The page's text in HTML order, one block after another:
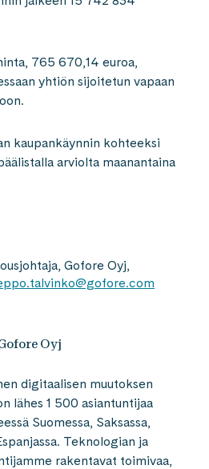
765 670,14 euroa,
yhtiön sijoitetun vapaan
kaupankäynnin kohteeksi
arviolta maanantaina
Gofore Oyj,
Oyj
digitaalisen muutoksen
lähes 1 500 asiantuntijaa
Suomessa, Saksassa,
Teknologian ja
rakentavat toimivaa,